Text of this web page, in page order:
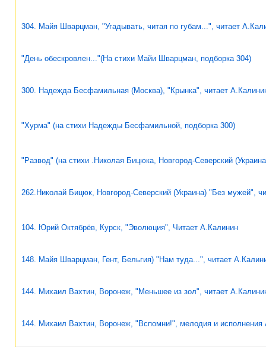
304. Майя Шварцман, "Угадывать, читая по губам...", читает
"День обескровлен..."(На стихи Майи Шварцман, подборка 304)
300. Надежда Бесфамильная (Москва), "Крынка", читает
"Хурма" (на стихи Надежды Бесфамильной, подборка 300)
"Развод" (на стихи .Николая Бицюка, Новгород-Северский
262.Николай Бицюк, Новгород-Северский (Украина) "Без мужей",
104. Юрий Октябрёв, Курск, "Эволюция", Читает А.Калинин
148. Майя Шварцман, Гент, Бельгия) "Нам туда...", читает
144. Михаил Вахтин, Воронеж, "Меньшее из зол", читает
144. Михаил Вахтин, Воронеж, "Вспомни!", мелодия и исполнения